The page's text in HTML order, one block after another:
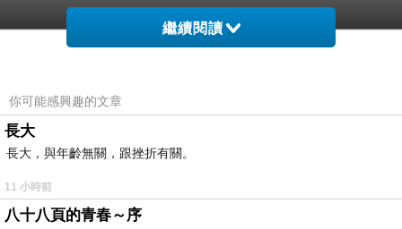
繼續閱讀
你可能感興趣的文章
長大
長大，與年齡無關，跟挫折有關。
11 小時前
八十八頁的青春～序